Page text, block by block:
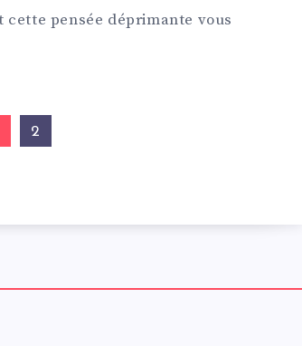
cette pensée déprimante vous
2